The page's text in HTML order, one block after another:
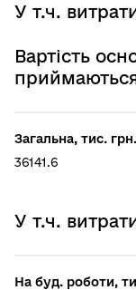
У т.ч.
Вартість
Загальна, тис. грн.
36141.6
У т.ч.
На буд. роботи,